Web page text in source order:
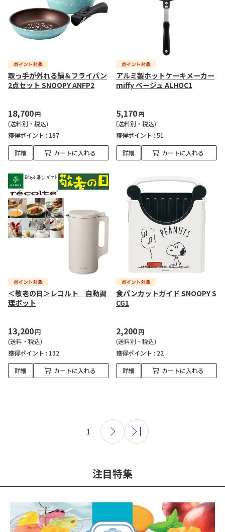
取っ手が外れる鍋＆フライパン
2点セット SNOOPY ANFP2
18,700円
(送料別・税込)
獲得ポイント : 187
詳細 カートに入れる
アルミ製ホットケーキメーカー
miffy ベージュ ALHOC1
5,170円
(送料別・税込)
獲得ポイント : 51
詳細 カートに入れる
＜敬老の日＞レコルト 自動調
理ポット
13,200円
(送料・税込)
獲得ポイント : 132
詳細 カートに入れる
食パンカットガイド SNOOPY S
CG1
2,200円
(送料別・税込)
獲得ポイント : 22
詳細 カートに入れる
1
注目特集